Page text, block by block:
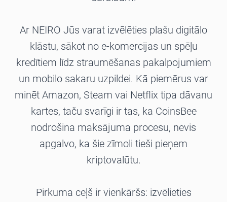
Ar NEIRO Jūs varat izvēlēties plašu digitālo
klāstu, sākot no e-komercijas un spēļu
kredītiem līdz straumēšanas pakalpojumiem
un mobilo sakaru uzpildei. Kā piemērus var
minēt Amazon, Steam vai Netflix tipa dāvanu
kartes, taču svarīgi ir tas, ka CoinsBee
nodrošina maksājuma procesu, nevis
apgalvo, ka šie zīmoli tieši pieņem
kriptovalūtu.
Pirkuma ceļš ir vienkāršs: izvēlieties